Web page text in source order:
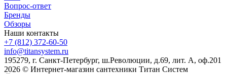
Вопрос-ответ
Бренды
Обзоры
Наши контакты
+7 (812) 372-60-50
info@titansystem.ru
195279, г. Санкт-Петербург, ш.Революции, д.69, лит. А, оф.201
2026 © Интернет-магазин сантехники Титан Систем